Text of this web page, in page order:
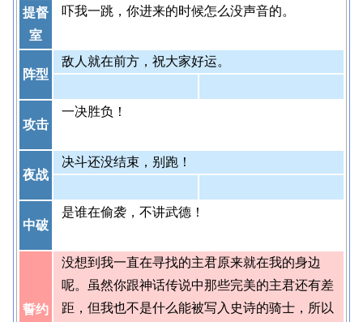
提督
室
吓我一跳，你进来的时候怎么没声音的。
阵型
敌人就在前方，祝大家好运。
攻击
一决胜负！
夜战
决斗还没结束，别跑！
中破
是谁在偷袭，不讲武德！
誓约
没想到我一直在寻找的主君原来就在我的身边
呢。虽然你跟神话传说中那些完美的主君还有差
距，但我也不是什么能被写入史诗的骑士，所以